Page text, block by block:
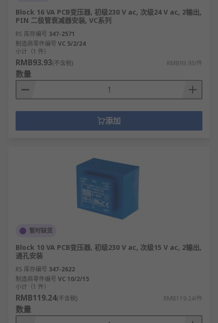
Block 16 VA PCB变压器, 初级230 V ac, 次级24 V ac, 2输出,
PIN 二极管衰减器安装, VC系列
RS 库存编号 347-2571
制造商零件编号 VC 5/2/24
小计（1 件）
RMB93.93(不含税) RMB93.93/件
数量
添加
暂时缺货
Block 10 VA PCB变压器, 初级230 V ac, 次级15 V ac, 2输出,
通孔安装
RS 库存编号 347-2622
制造商零件编号 VC 10/2/15
小计（1 件）
RMB119.24(不含税) RMB119.24/件
数量